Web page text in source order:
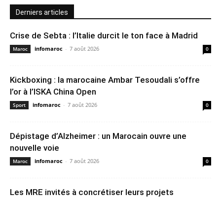
Derniers articles
Crise de Sebta : l’Italie durcit le ton face à Madrid
Maroc infomaroc - 7 août 2026 0
Kickboxing : la marocaine Ambar Tesoudali s’offre
l’or à l’ISKA China Open
Sport infomaroc - 7 août 2026 0
Dépistage d’Alzheimer : un Marocain ouvre une
nouvelle voie
Maroc infomaroc - 7 août 2026 0
Les MRE invités à concrétiser leurs projets